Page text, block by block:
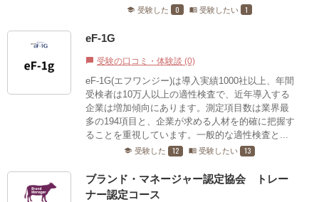
school 受験した 0 menu_book 受験したい 1
eF-1G
chat_bubble 受験の口コミ・体験談 (0)
eF-1G(エフワンジー)は導入実績1000社以上、年間
受検者は10万人以上の適性検査で、近年導入する
企業は増加傾向にあります。測定項目数は業界最
多の194項目と、企業が求める人材を的確に把握す
ることを重視しています。一般的な適性検査と...
school 受験した 12 menu_book 受験したい 13
ブランド・マネージャー認定協会 トレー
ナー認定コース